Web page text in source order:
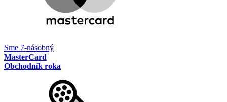
Sme 7-násobný
MasterCard
Obchodník roka